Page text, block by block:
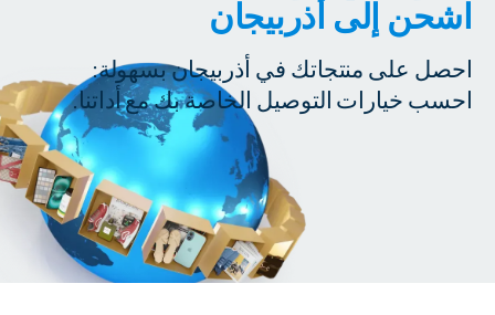
اشحن إلى أذربيجان
احصل على منتجاتك في أذربيجان بسهولة:
احسب خيارات التوصيل الخاصة بك مع أداتنا.